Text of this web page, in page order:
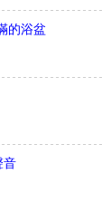
的浴盆
音